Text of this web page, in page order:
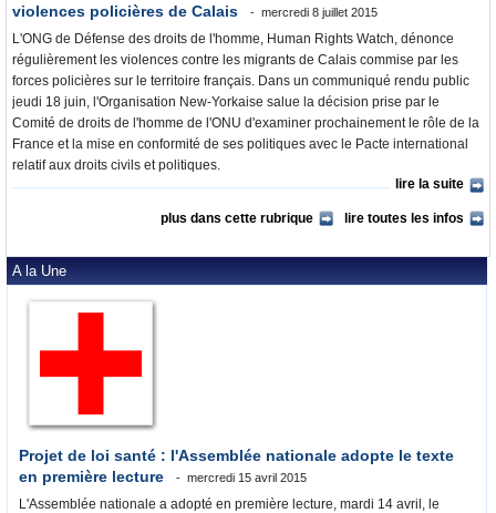
violences policières de Calais
mercredi 8 juillet 2015
L'ONG de Défense des droits de l'homme, Human Rights Watch, dénonce
régulièrement les violences contre les migrants de Calais commise par les
forces policières sur le territoire français. Dans un communiqué rendu public
jeudi 18 juin, l'Organisation New-Yorkaise salue la décision prise par le
Comité de droits de l'homme de l'ONU d'examiner prochainement le rôle de la
France et la mise en conformité de ses politiques avec le Pacte international
relatif aux droits civils et politiques.
lire la suite
plus dans cette rubrique lire toutes les infos
A la Une
Projet de loi santé : l'Assemblée nationale adopte le texte
en première lecture
mercredi 15 avril 2015
L'Assemblée nationale a adopté en première lecture, mardi 14 avril, le